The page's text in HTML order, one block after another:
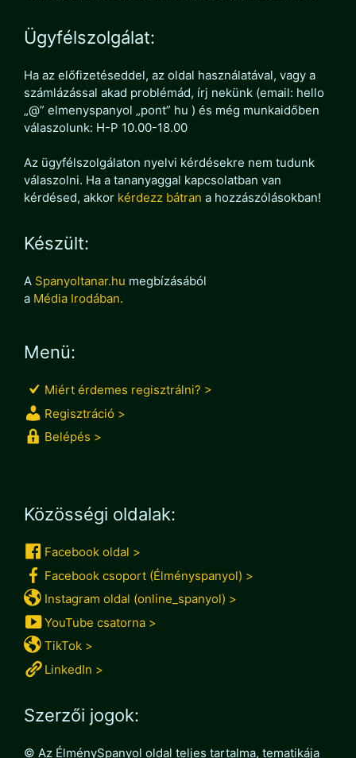
Ügyfélszolgálat:
Ha az előfizetéseddel, az oldal használatával, vagy a
számlázással akad problémád, írj nekünk (email: hello
„@” elmenyspanyol „pont” hu ) és még munkaidőben
válaszolunk: H-P 10.00-18.00
Az ügyfélszolgálaton nyelvi kérdésekre nem tudunk
válaszolni. Ha a tananyaggal kapcsolatban van
kérdésed, akkor kérdezz bátran a hozzászólásokban!
Készült:
A Spanyoltanar.hu megbízásából
a Média Irodában.
Menü:
Miért érdemes regisztrálni? >
Regisztráció >
Belépés >
Közösségi oldalak:
Facebook oldal >
Facebook csoport (Élményspanyol) >
Instagram oldal (online_spanyol) >
YouTube csatorna >
TikTok >
LinkedIn >
Szerzői jogok:
© Az ÉlménySpanyol oldal teljes tartalma, tematikája